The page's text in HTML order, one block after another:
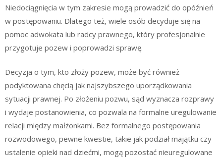
Niedociągnięcia w tym zakresie mogą prowadzić do opóźnień
w postępowaniu. Dlatego też, wiele osób decyduje się na
pomoc adwokata lub radcy prawnego, który profesjonalnie
przygotuje pozew i poprowadzi sprawę.
Decyzja o tym, kto złoży pozew, może być również
podyktowana chęcią jak najszybszego uporządkowania
sytuacji prawnej. Po złożeniu pozwu, sąd wyznacza rozprawy
i wydaje postanowienia, co pozwala na formalne uregulowanie
relacji między małżonkami. Bez formalnego postępowania
rozwodowego, pewne kwestie, takie jak podział majątku czy
ustalenie opieki nad dziećmi, mogą pozostać nieuregulowane